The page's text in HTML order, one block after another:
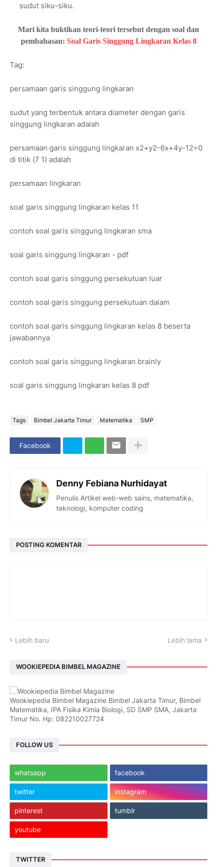
sudut siku-siku.
Mari kita buktikan teori-teori tersebut dengan soal dan
pembahasan: Soal Garis Singgung Lingkaran Kelas 8
Tag:
persamaan garis singgung lingkaran
sudut yang terbentuk antara diameter dengan garis
singgung lingkaran adalah
persamaan garis singgung lingkaran x2+y2-6x+4y-12=0
di titik (7 1) adalah
persamaan lingkaran
soal garis singgung lingkaran kelas 11
contoh soal garis singgung lingkaran sma
soal garis singgung lingkaran - pdf
contoh soal garis singgung persekutuan luar
contoh soal garis singgung persekutuan dalam
contoh soal garis singgung lingkaran kelas 8 beserta
jawabannya
contoh soal garis singgung lingkaran brainly
soal garis singgung lingkaran kelas 8 pdf
Tags Bimbel Jakarta Timur Matematika SMP
Facebook
Denny Febiana Nurhidayat
Penulis Artikel web-web sains, matematika,
teknologi, komputer coding
POSTING KOMENTAR
Lebih baru Lebih lama
WOOKIEPEDIA BIMBEL MAGAZINE
Wookiepedia Bimbel Magazine Bimbel Jakarta Timur, Bimbel
Matematika, IPA Fisika Kimia Biologi, SD SMP SMA, Jakarta
Timur No. Hp: 082210027724
FOLLOW US
whatsapp facebook
twitter instagram
pinterest tumblr
youtube
TWITTER